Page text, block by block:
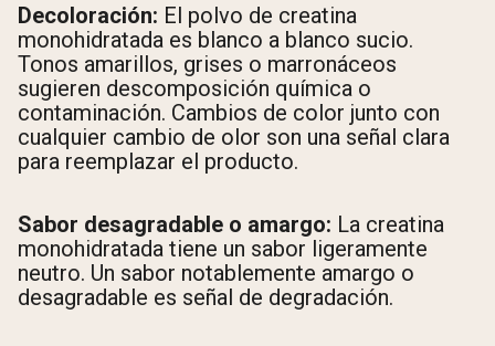
Decoloración: El polvo de creatina
monohidratada es blanco a blanco sucio.
Tonos amarillos, grises o marronáceos
sugieren descomposición química o
contaminación. Cambios de color junto con
cualquier cambio de olor son una señal clara
para reemplazar el producto.
Sabor desagradable o amargo: La creatina
monohidratada tiene un sabor ligeramente
neutro. Un sabor notablemente amargo o
desagradable es señal de degradación.